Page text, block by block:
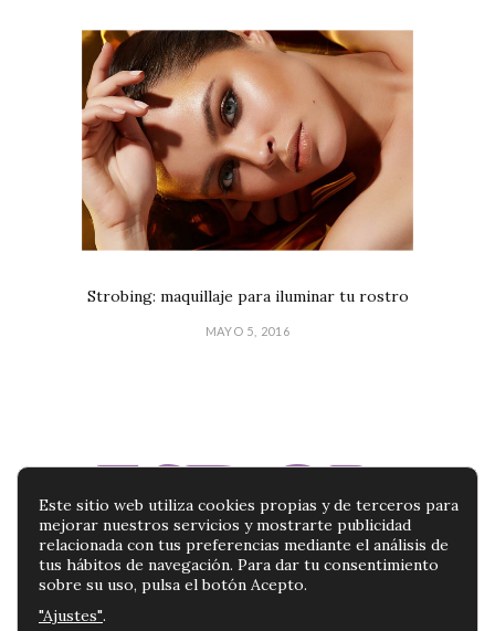
Strobing: maquillaje para iluminar tu rostro
MAYO 5, 2016
BLOG ESDOR | TU BLOG DE PRODUCTOS DE
Este sitio web utiliza cookies propias y de terceros para
mejorar nuestros servicios y mostrarte publicidad
relacionada con tus preferencias mediante el análisis de
tus hábitos de navegación. Para dar tu consentimiento
sobre su uso, pulsa el botón Acepto.
"Ajustes".